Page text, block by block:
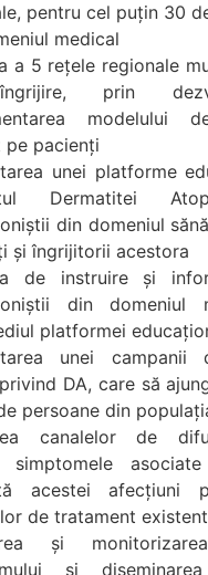
pentru cel puțin 30
medical
a 5 rețele regionale
prin
modelului
pe pacienți
unei platforme
Dermatitei
din domeniul
și îngrijitorii acestora
de instruire și
din domeniul
platformei
unei campanii
DA, care să
persoane din
canalelor de
simptomele
acestei afecțiuni
de tratament
și
și